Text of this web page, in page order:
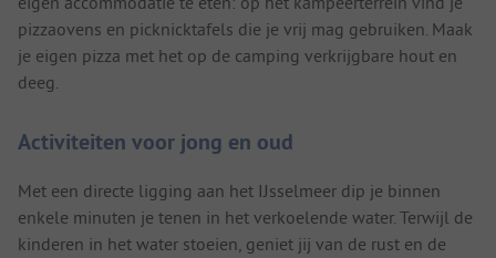
pizzaovens en picknicktafels die je vrij mag gebruiken. Maak
je eigen pizza met het op de camping verkrijgbare hout en
deeg.
Activiteiten voor jong en oud
Met een directe ligging aan het IJsselmeer dip je binnen
enkele minuten je tenen in het verkoelende water. Terwijl de
kinderen in het water stoeien, geniet jij van de rust en de